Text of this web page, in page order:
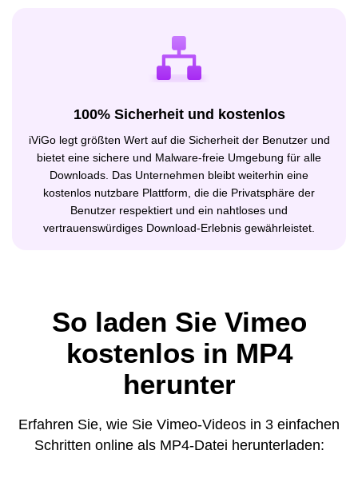
100% Sicherheit und kostenlos
iViGo legt größten Wert auf die Sicherheit der Benutzer und
bietet eine sichere und Malware-freie Umgebung für alle
Downloads. Das Unternehmen bleibt weiterhin eine
kostenlos nutzbare Plattform, die die Privatsphäre der
Benutzer respektiert und ein nahtloses und
vertrauenswürdiges Download-Erlebnis gewährleistet.
So laden Sie Vimeo
kostenlos in MP4
herunter
Erfahren Sie, wie Sie Vimeo-Videos in 3 einfachen
Schritten online als MP4-Datei herunterladen: